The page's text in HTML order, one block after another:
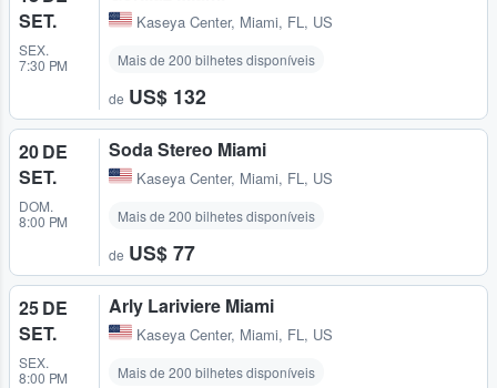
SET.
SEX.
7:30 PM
Kaseya Center, Miami, FL, US
Mais de 200 bilhetes disponíveis
de US$ 132
20 DE
SET.
DOM.
8:00 PM
Soda Stereo Miami
Kaseya Center, Miami, FL, US
Mais de 200 bilhetes disponíveis
de US$ 77
25 DE
SET.
SEX.
8:00 PM
Arly Lariviere Miami
Kaseya Center, Miami, FL, US
Mais de 200 bilhetes disponíveis